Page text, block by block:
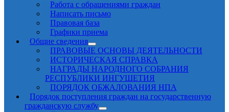
Работа с обращениями граждан
Написать письмо
Правовая база
Графики приема
Общие сведения
ПРАВОВЫЕ ОСНОВЫ ДЕЯТЕЛЬНОСТИ
ИСТОРИЧЕСКАЯ СПРАВКА
НАГРАДЫ НАРОДНОГО СОБРАНИЯ
РЕСПУБЛИКИ ИНГУШЕТИЯ
ПОРЯДОК ОБЖАЛОВАНИЯ НПА
Порядок поступления граждан на государственную
гражданскую службу